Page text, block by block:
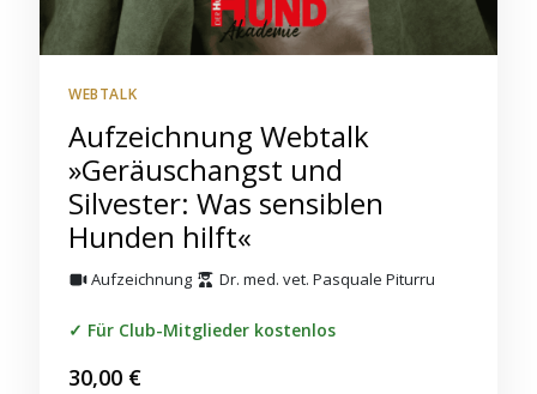
WEBTALK
Aufzeichnung Webtalk
»Geräuschangst und
Silvester: Was sensiblen
Hunden hilft«
Aufzeichnung Dr. med. vet. Pasquale Piturru
Für Club-Mitglieder kostenlos
30,00 €